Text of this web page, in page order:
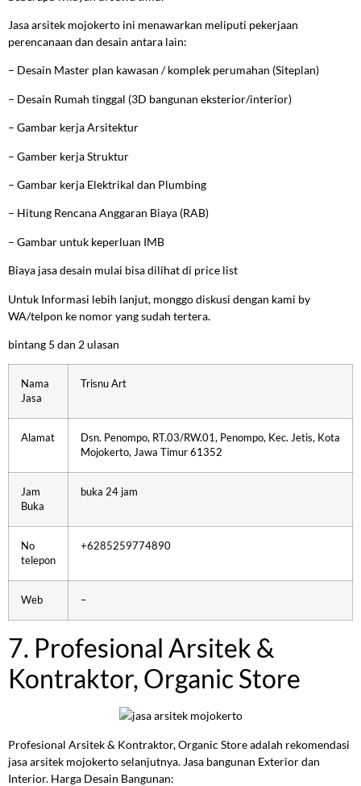
Jasa arsitek mojokerto ini menawarkan meliputi pekerjaan
perencanaan dan desain antara lain:
– Desain Master plan kawasan / komplek perumahan (Siteplan)
– Desain Rumah tinggal (3D bangunan eksterior/interior)
– Gambar kerja Arsitektur
– Gamber kerja Struktur
– Gambar kerja Elektrikal dan Plumbing
– Hitung Rencana Anggaran Biaya (RAB)
– Gambar untuk keperluan IMB
Biaya jasa desain mulai bisa dilihat di price list
Untuk Informasi lebih lanjut, monggo diskusi dengan kami by
WA/telpon ke nomor yang sudah tertera.
bintang 5 dan 2 ulasan
Nama
Jasa
Trisnu Art
Alamat
Dsn. Penompo, RT.03/RW.01, Penompo, Kec. Jetis, Kota
Mojokerto, Jawa Timur 61352
Jam
Buka
buka 24 jam
No
telepon
+6285259774890
Web –
7. Profesional Arsitek &
Kontraktor, Organic Store
Profesional Arsitek & Kontraktor, Organic Store adalah rekomendasi
jasa arsitek mojokerto selanjutnya. Jasa bangunan Exterior dan
Interior. Harga Desain Bangunan: